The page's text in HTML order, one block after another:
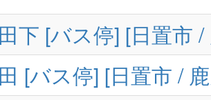
下 [バス停] [日置市
[バス停] [日置市 /